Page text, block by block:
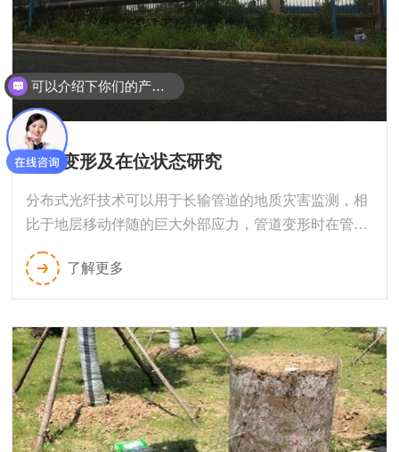
管道变形及在位状态研究
分布式光纤技术可以用于长输管道的地质灾害监测，相
比于地层移动伴随的巨大外部应力，管道变形时在管体
上产生的应力则小得多，能够有效监测的范围尚不确
定。
了解更多
可以介绍下你们的产品么？
你们是怎么收费的呢？